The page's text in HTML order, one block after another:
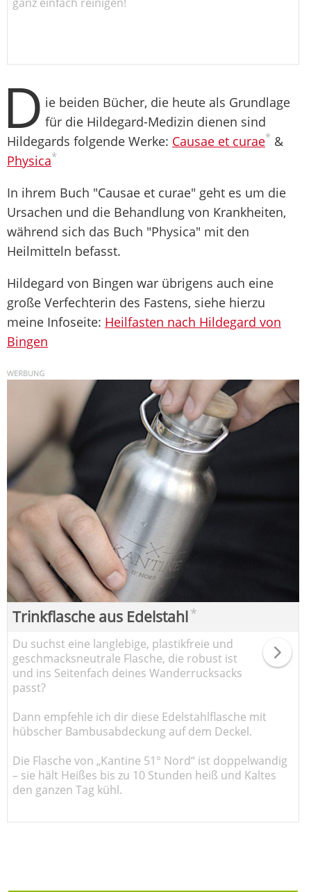
D ie beiden Bücher, die heute als Grundlage
für die Hildegard-Medizin dienen sind
Hildegards folgende Werke: Causae et curae* &
Physica*
In ihrem Buch "Causae et curae" geht es um die
Ursachen und die Behandlung von Krankheiten,
während sich das Buch "Physica" mit den
Heilmitteln befasst.
Hildegard von Bingen war übrigens auch eine
große Verfechterin des Fastens, siehe hierzu
meine Infoseite: Heilfasten nach Hildegard von
Bingen
Trinkflasche aus Edelstahl*
Du suchst eine langlebige, plastikfreie und
geschmacksneutrale Flasche, die robust ist
und ins Seitenfach deines Wanderrucksacks
passt?
Dann empfehle ich dir diese Edelstahlflasche mit
hübscher Bambusabdeckung auf dem Deckel.
Die Flasche von „Kantine 51° Nord“ ist doppelwandig
– sie hält Heißes bis zu 10 Stunden heiß und Kaltes
den ganzen Tag kühl.